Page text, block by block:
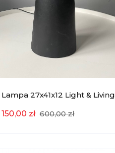
Lampa 27x41x12 Light & Living
150,00 zł 600,00 zł